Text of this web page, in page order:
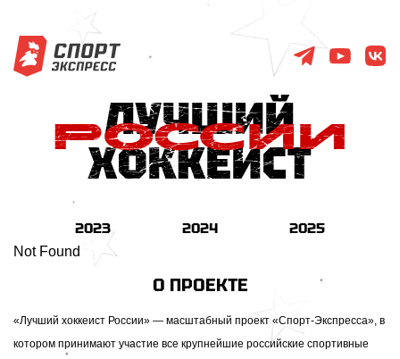
2023 2024 2025
Not Found
О ПРОЕКТЕ
«Лучший хоккеист России» — масштабный проект «Спорт-Экспресса», в
котором принимают участие все крупнейшие российские спортивные